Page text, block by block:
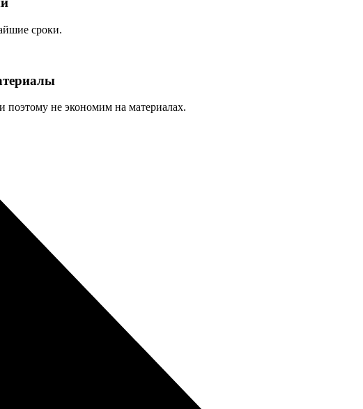
сроки.
поэтому не экономим на материалах.